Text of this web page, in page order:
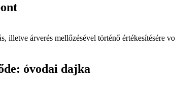
illetve árverés mellőzésével történő értékesítésére
óvodai dajka